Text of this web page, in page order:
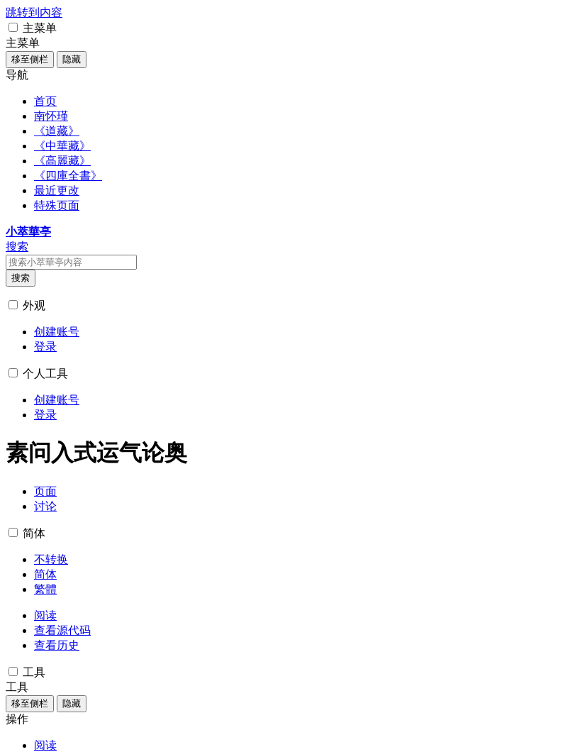
跳转到内容
主菜单
主菜单
移至侧栏 隐藏
导航
首页
南怀瑾
《道藏》
《中華藏》
《高麗藏》
《四庫全書》
最近更改
特殊页面
小萃華亭
搜索
搜索
外观
创建账号
登录
个人工具
创建账号
登录
素问入式运气论奥
页面
讨论
简体
不转换
简体
繁體
阅读
查看源代码
查看历史
工具
工具
移至侧栏 隐藏
操作
阅读